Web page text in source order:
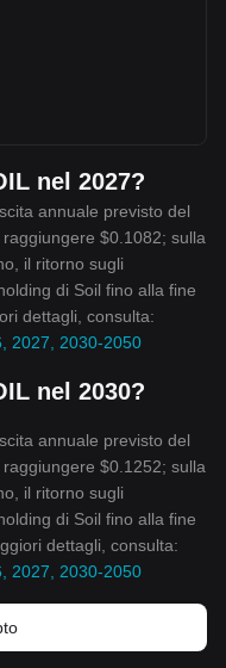
nel 2027?
annuale previsto del
$0.1082; sulla
il ritorno sugli
di Soil fino alla fine
dettagli, consulta:
2027, 2030-2050
nel 2030?
annuale previsto del
$0.1252; sulla
il ritorno sugli
di Soil fino alla fine
dettagli, consulta:
2027, 2030-2050